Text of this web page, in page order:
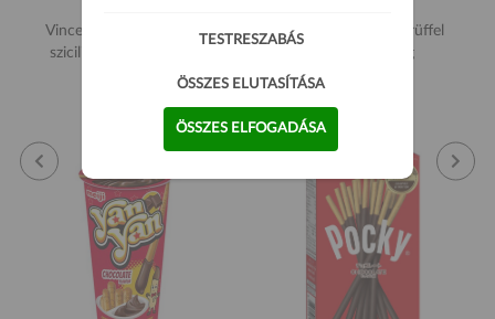
Vincente Crunchy Nougat
sziciliai mogyoróval 200g
6 900 Ft
Terry's Narancsos Trüffel
csokoládé 200g
5 900 Ft
TESTRESZABÁS
ÖSSZES ELUTASÍTÁSA
ÖSSZES ELFOGADÁSA